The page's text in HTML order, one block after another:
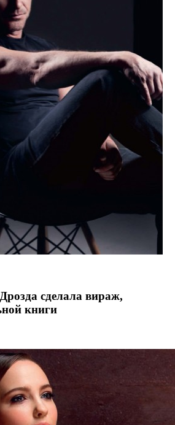
сделала вираж,
книги